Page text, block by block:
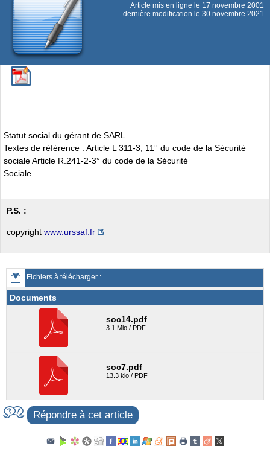
Article mis en ligne le 17 novembre 2001
dernière modification le 30 novembre 2021
Statut social du gérant de SARL
Textes de référence : Article L 311-3, 11° du code de la Sécurité
sociale Article R.241-2-3° du code de la Sécurité
Sociale
P.S. :
copyright www.urssaf.fr
Fichiers à télécharger :
Documents
soc14.pdf
3.1 Mio / PDF
soc7.pdf
13.3 kio / PDF
Répondre à cet article